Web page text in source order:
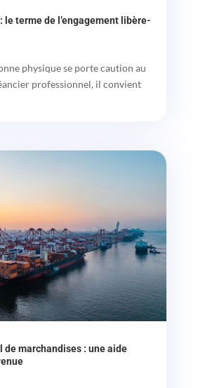
le terme de l’engagement libère-
physique se porte caution au
professionnel, il convient
marchandises : une aide